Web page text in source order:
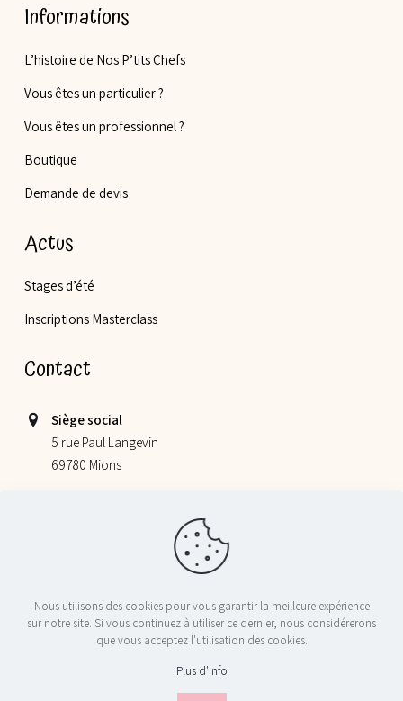
Informations
L’histoire de Nos P’tits Chefs
Vous êtes un particulier ?
Vous êtes un professionnel ?
Boutique
Demande de devis
Actus
Stages d’été
Inscriptions Masterclass
Contact
Siège social
5 rue Paul Langevin
69780 Mions
355 allée Jacques Monod
contact@nosptitschefs.com
© 2024 Nos P'tits Chefs - Tous droits réservés - Réalisé par
Nous utilisons des cookies pour vous garantir la meilleure expérience
sur notre site. Si vous continuez à utiliser ce dernier, nous considérerons
que vous acceptez l'utilisation des cookies.
Plus d'info